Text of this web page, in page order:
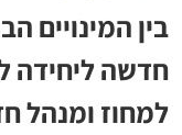
בין המינויים
חדשה ליחידה
למחוז ומנהל